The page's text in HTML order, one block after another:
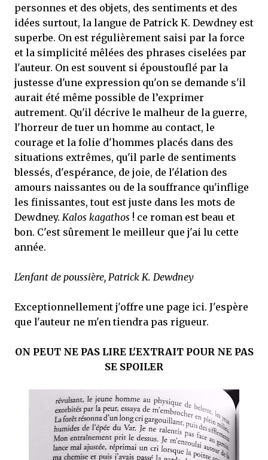
personnes et des objets, des sentiments et des
idées surtout, la langue de Patrick K. Dewdney est
superbe. On est régulièrement saisi par la force
et la simplicité mêlées des phrases ciselées par
l'auteur. On est souvent si époustouflé par la
justesse d'une expression qu'on se demande s'il
aurait été même possible de l’exprimer
autrement. Qu'il décrive le malheur de la guerre,
l'horreur de tuer un homme au contact, le
courage et la folie d'hommes placés dans des
situations extrêmes, qu'il parle de sentiments
blessés, d'espérance, de joie, de l'élation des
amours naissantes ou de la souffrance qu'inflige
les finissantes, tout est juste dans les mots de
Dewdney. Kalos kagathos ! ce roman est beau et
bon. C'est sûrement le meilleur que j'ai lu cette
année.
L'enfant de poussière, Patrick K. Dewdney
Exceptionnellement j'offre une page ici. J'espère
que l'auteur ne m'en tiendra pas rigueur.
ON PEUT NE PAS LIRE L'EXTRAIT POUR NE PAS
SE SPOILER